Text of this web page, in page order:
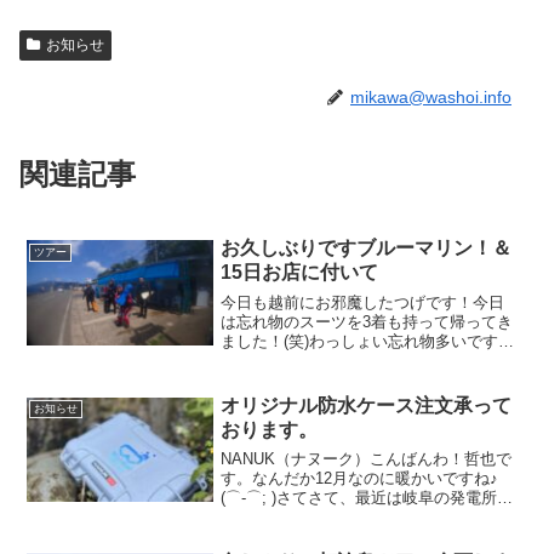
お知らせ
mikawa@washoi.info
関連記事
ツアー
お久しぶりですブルーマリン！＆
15日お店に付いて
今日も越前にお邪魔したつげです！今日
は忘れ物のスーツを3着も持って帰ってき
ました！(笑)わっしょい忘れ物多いですね
て！だんだん越前も台風の影響かうねり
が強くなって...
お知らせ
オリジナル防水ケース注文承って
おります。
NANUK（ナヌーク）こんばんわ！哲也で
す。なんだか12月なのに暖かいですね♪
(⌒-⌒; )さてさて、最近は岐阜の発電所に